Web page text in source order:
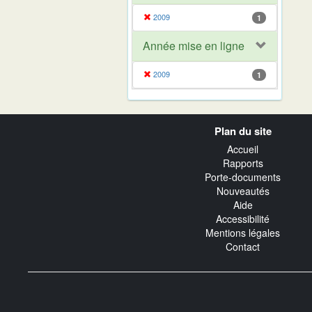
2009 1
Année mise en ligne
2009 1
Plan du site
Accueil
Rapports
Porte-documents
Nouveautés
Aide
Accessibilité
Mentions légales
Contact